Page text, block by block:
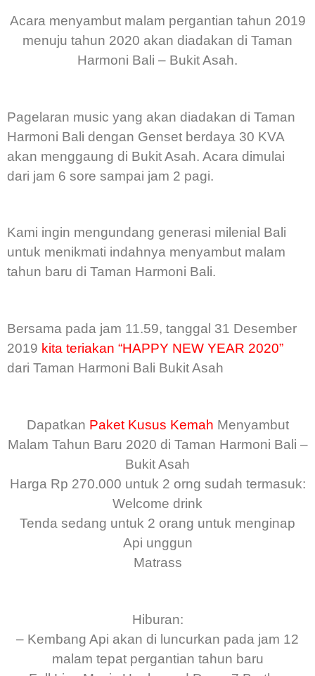
Acara menyambut malam pergantian tahun 2019
menuju tahun 2020 akan diadakan di Taman
Harmoni Bali – Bukit Asah.
Pagelaran music yang akan diadakan di Taman
Harmoni Bali dengan Genset berdaya 30 KVA
akan menggaung di Bukit Asah. Acara dimulai
dari jam 6 sore sampai jam 2 pagi.
Kami ingin mengundang generasi milenial Bali
untuk menikmati indahnya menyambut malam
tahun baru di Taman Harmoni Bali.
Bersama pada jam 11.59, tanggal 31 Desember
2019 kita teriakan “HAPPY NEW YEAR 2020”
dari Taman Harmoni Bali Bukit Asah
Dapatkan Paket Kusus Kemah Menyambut
Malam Tahun Baru 2020 di Taman Harmoni Bali –
Bukit Asah
Harga Rp 270.000 untuk 2 orng sudah termasuk:
Welcome drink
Tenda sedang untuk 2 orang untuk menginap
Api unggun
Matrass
Hiburan:
– Kembang Api akan di luncurkan pada jam 12
malam tepat pergantian tahun baru